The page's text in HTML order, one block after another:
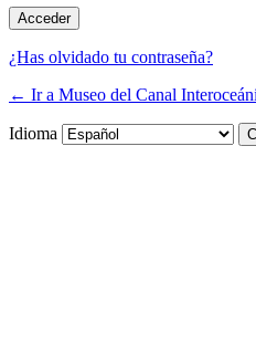
¿Has olvidado tu contraseña?
← Ir a Museo del Canal
Idioma